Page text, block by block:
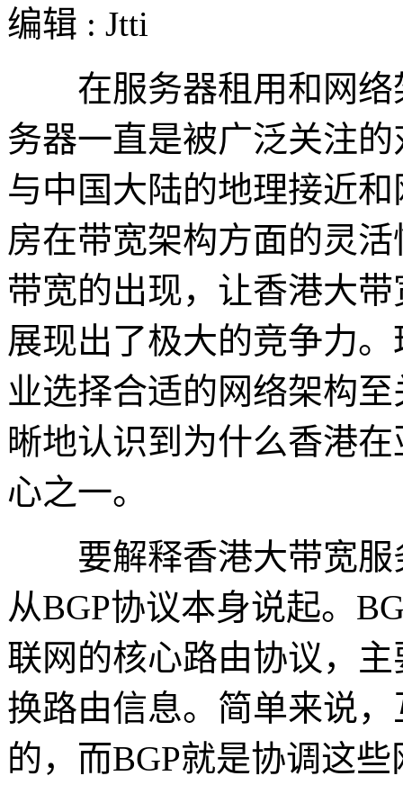
编辑 : Jtti
在服务器租用和网络
务器一直是被广泛关注
与中国大陆的地理接近
房在带宽架构方面的灵
带宽的出现，让香港大
展现出了极大的竞争力
业选择合适的网络架构
晰地认识到为什么香港
心之一。
要解释香港大带宽服
从BGP协议本身说起。
联网的核心路由协议，
换路由信息。简单来说
的，而BGP就是协调这